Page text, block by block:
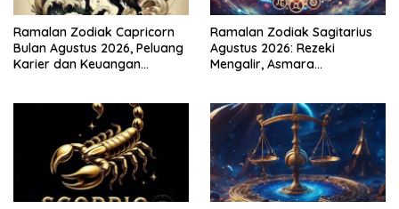
Ramalan Zodiak Capricorn
Bulan Agustus 2026, Peluang
Karier dan Keuangan
Ramalan Zodiak Sagitarius
Agustus 2026: Rezeki
Mengalir, Asmara